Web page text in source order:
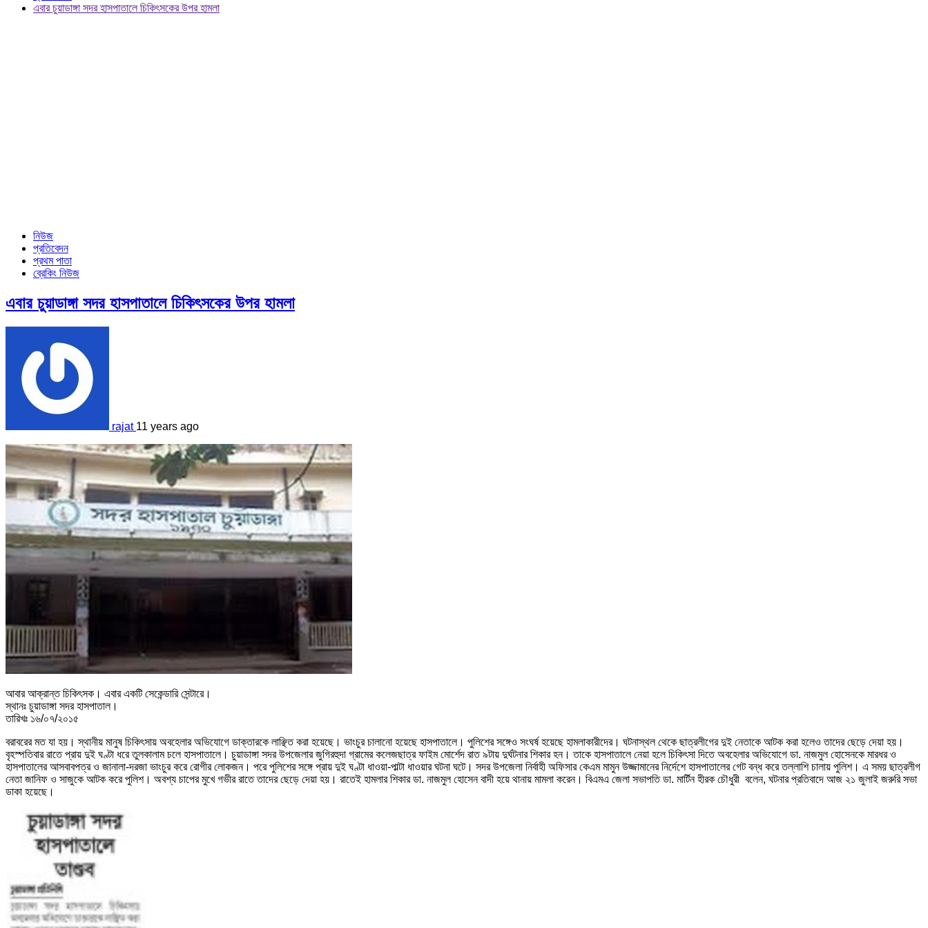
এবার চুয়াডাঙ্গা সদর হাসপাতালে চিকিৎসকের উপর হামলা
নিউজ
প্রতিবেদন
প্রথম পাতা
ব্রেকিং নিউজ
এবার চুয়াডাঙ্গা সদর হাসপাতালে চিকিৎসকের উপর হামলা
rajat 11 years ago
আবার আক্রান্ত চিকিৎসক। এবার একটি সেকেন্ডারি সেন্টারে।
স্থানঃ চুয়াডাঙ্গা সদর হাসপাতাল।
তারিখঃ ১৬/০৭/২০১৫
বরাবরের মত যা হয়। স্থানীয় মানুষ চিকিৎসায় অবহেলার অভিযোগে ডাক্তারকে লাঞ্ছিত করা হয়েছে। ভাংচুর চালানো হয়েছে হাসপাতালে। পুলিশের সঙ্গেও সংঘর্ষ হয়েছে হামলাকারীদের। ঘটনাস্থল থেকে ছাত্রলীগের দুই নেতাকে আটক করা হলেও তাদের ছেড়ে দেয়া হয়।
বৃহস্পতিবার রাতে প্রায় দুই ঘণ্টা ধরে তুলকালাম চলে হাসপাতালে। চুয়াডাঙ্গা সদর উপজেলার জুগিরহুদা গ্রামের কলেজছাত্র ফাইম মোর্শেদ রাত ৯টায় দুর্ঘটনার শিকার হন। তাকে হাসপাতালে নেয়া হলে চিকিৎসা দিতে অবহেলার অভিযোগে ডা. নাজমুল হোসেনকে মারধর ও
হাসপাতালের আসবাবপত্র ও জানালা-দরজা ভাংচুর করে রোগীর লোকজন। পরে পুলিশের সঙ্গে প্রায় দুই ঘণ্টা ধাওয়া-পাল্টা ধাওয়ার ঘটনা ঘটে। সদর উপজেলা নির্বাহী অফিসার কেএম মামুন উজ্জামানের নির্দেশে হাসপাতালের গেট বন্ধ করে তল্লাশি চালায় পুলিশ। এ সময় ছাত্রলীগ
নেতা জানিফ ও সাজুকে আটক করে পুলিশ। অবশ্য চাপের মুখে গভীর রাতে তাদের ছেড়ে দেয়া হয়। রাতেই হামলার শিকার ডা. নাজমুল হোসেন বাদী হয়ে থানায় মামলা করেন। বিএমএ জেলা সভাপতি ডা. মার্টিন হীরক চৌধুরী বলেন, ঘটনার প্রতিবাদে আজ ২১ জুলাই জরুরি সভা
ডাকা হয়েছে।